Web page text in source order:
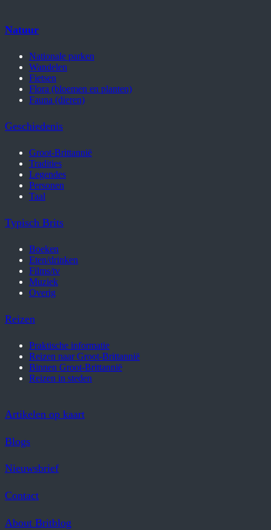
Natuur
Nationale parken
Wandelen
Fietsen
Flora (bloemen en planten)
Fauna (dieren)
Geschiedenis
Groot-Brittannië
Tradities
Legendes
Personen
Taal
Typisch Brits
Boeken
Eten/drinken
Films/tv
Muziek
Overig
Reizen
Praktische informatie
Reizen naar Groot-Brittannië
Binnen Groot-Brittannië
Reizen in steden
Artikelen op kaart
Blogs
Nieuwsbrief
Contact
About Britblog